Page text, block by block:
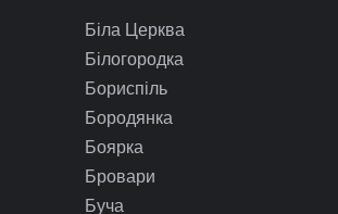
Біла Церква
Білогородка
Бориспіль
Бородянка
Боярка
Бровари
Буча